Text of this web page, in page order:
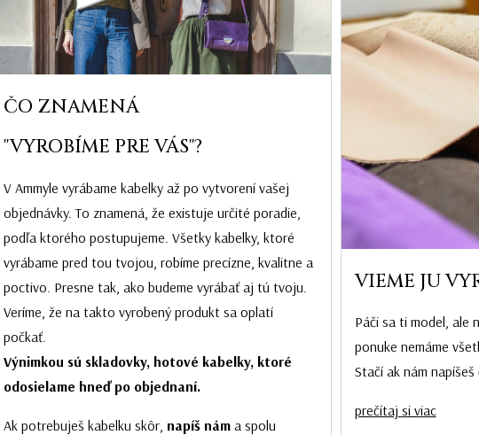
ČO ZNAMENÁ
"VYROBÍME PRE VÁS"?
V Ammyle vyrábame kabelky až po vytvorení vašej
objednávky. To znamená, že existuje určité poradie,
podľa ktorého postupujeme. Všetky kabelky, ktoré
vyrábame pred tou tvojou, robíme precízne, kvalitne a
poctivo. Presne tak, ako budeme vyrábať aj tú tvoju.
Veríme, že na takto vyrobený produkt sa oplatí
počkať.
Výnimkou sú skladovky, hotové kabelky, ktoré
odosielame hneď po objednaní.
Ak potrebuješ kabelku skôr, napíš nám a spolu
VIEME JU
Páči sa ti model, ale
ponuke nemáme
Stačí ak nám
prečítaj si viac